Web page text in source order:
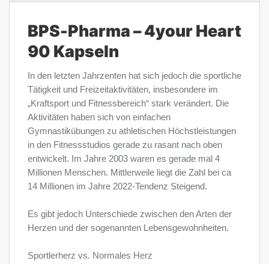
BPS-Pharma – 4your Heart
90 Kapseln
In den letzten Jahrzenten hat sich jedoch die sportliche
Tätigkeit und Freizeitaktivitäten, insbesondere im
„Kraftsport und Fitnessbereich“ stark verändert. Die
Aktivitäten haben sich von einfachen
Gymnastikübungen zu athletischen Höchstleistungen
in den Fitnessstudios gerade zu rasant nach oben
entwickelt. Im Jahre 2003 waren es gerade mal 4
Millionen Menschen. Mittlerweile liegt die Zahl bei ca
14 Millionen im Jahre 2022-Tendenz Steigend.
Es gibt jedoch Unterschiede zwischen den Arten der
Herzen und der sogenannten Lebensgewohnheiten.
Sportlerherz vs. Normales Herz